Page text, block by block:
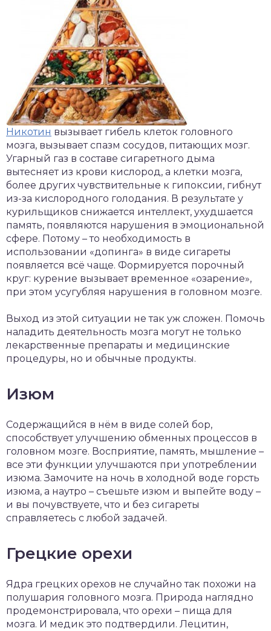
Никотин вызывает гибель клеток головного
мозга, вызывает спазм сосудов, питающих мозг.
Угарный газ в составе сигаретного дыма
вытесняет из крови кислород, а клетки мозга,
более других чувствительные к гипоксии, гибнут
из-за кислородного голодания. В результате у
курильщиков снижается интеллект, ухудшается
память, появляются нарушения в эмоциональной
сфере. Потому – то необходимость в
использовании «допинга» в виде сигареты
появляется всё чаще. Формируется порочный
круг: курение вызывает временное «озарение»,
при этом усугубляя нарушения в головном мозге.
Выход из этой ситуации не так уж сложен. Помочь
наладить деятельность мозга могут не только
лекарственные препараты и медицинские
процедуры, но и обычные продукты.
Изюм
Содержащийся в нём в виде солей бор,
способствует улучшению обменных процессов в
головном мозге. Восприятие, память, мышление –
все эти функции улучшаются при употреблении
изюма. Замочите на ночь в холодной воде горсть
изюма, а наутро – съешьте изюм и выпейте воду –
и вы почувствуете, что и без сигареты
справляетесь с любой задачей.
Грецкие орехи
Ядра грецких орехов не случайно так похожи на
полушария головного мозга. Природа наглядно
продемонстрировала, что орехи – пища для
мозга. И медик это подтвердили. Лецитин,